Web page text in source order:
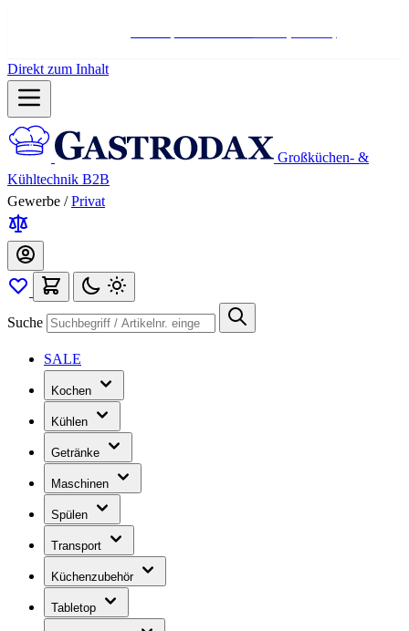
Direkt zum Inhalt
Großküchen- &
Kühltechnik B2B
Gewerbe / Privat
Suche
SALE
Kochen
Kühlen
Getränke
Maschinen
Spülen
Transport
Küchenzubehör
Tabletop